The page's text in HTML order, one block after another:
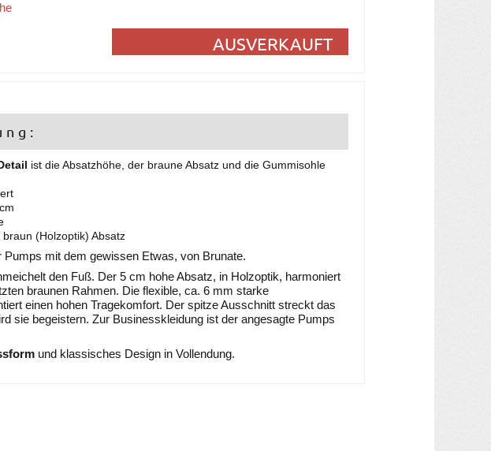
AUSVERKAUFT
ist die Absatzhöhe, der braune Absatz und die Gummisohle
(Holzoptik) Absatz
mit dem gewissen Etwas, von Brunate.
den Fuß. Der 5 cm hohe Absatz, in Holzoptik, harmoniert
braunen Rahmen. Die flexible, ca. 6 mm starke
einen hohen Tragekomfort. Der spitze Ausschnitt streckt das
sie begeistern. Zur Businesskleidung ist der angesagte Pumps
und klassisches Design in Vollendung.